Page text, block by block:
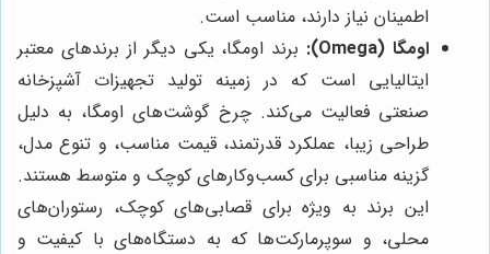
اطمینان نیاز دارند، مناسب است.
اومگا (Omega):
برند اومگا، یکی دیگر از برندهای معتبر
ایتالیایی است که در زمینه تولید تجهیزات آشپزخانه
صنعتی فعالیت می‌کند. چرخ گوشت‌های اومگا، به دلیل
طراحی زیبا، عملکرد قدرتمند، قیمت مناسب، و تنوع مدل،
گزینه مناسبی برای کسب‌وکارهای کوچک و متوسط هستند.
این برند به ویژه برای قصابی‌های کوچک، رستوران‌های
محلی، و سوپرمارکت‌ها که به دستگاه‌های با کیفیت و